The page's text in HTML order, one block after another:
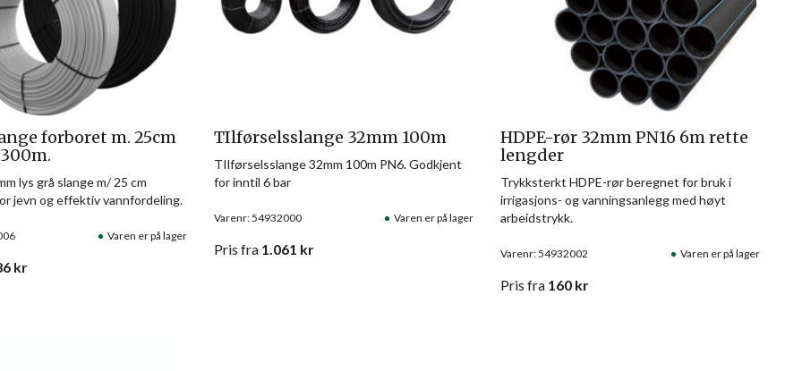
forboret m. 25cm
Varen er på lager
lys grå slange m/ 25 cm
jevn og effektiv vannfordeling.
kr
TIlførselsslange 32mm 100m
Varenr: 54932000 Varen er på lager
TIlførselsslange 32mm 100m PN6. Godkjent
for inntil 6 bar
Pris fra 1.061 kr
HDPE-rør 32mm PN16 6m rette
lengder
Varenr: 54932002 Varen er på lager
Trykksterkt HDPE-rør beregnet for bruk i
irrigasjons- og vanningsanlegg med høyt
arbeidstrykk.
Pris fra 160kr